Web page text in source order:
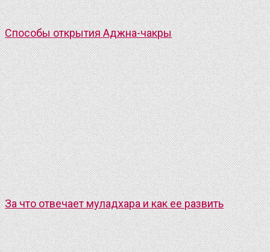
Способы открытия Аджна-чакры
За что отвечает муладхара и как ее развить